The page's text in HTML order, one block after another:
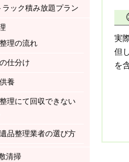
実
但
を
ラック積み放題プラン
理の流れ
仕分け
養
理にて回収できない
品整理業者の選び方
清掃